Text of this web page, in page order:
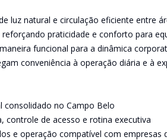
luz natural e circulação eficiente entre
praticidade e conforto para
funcional para a dinâmica
conveniência à operação diária e à
consolidado no Campo Belo
controle de acesso e rotina executiva
e operação compatível com empresas